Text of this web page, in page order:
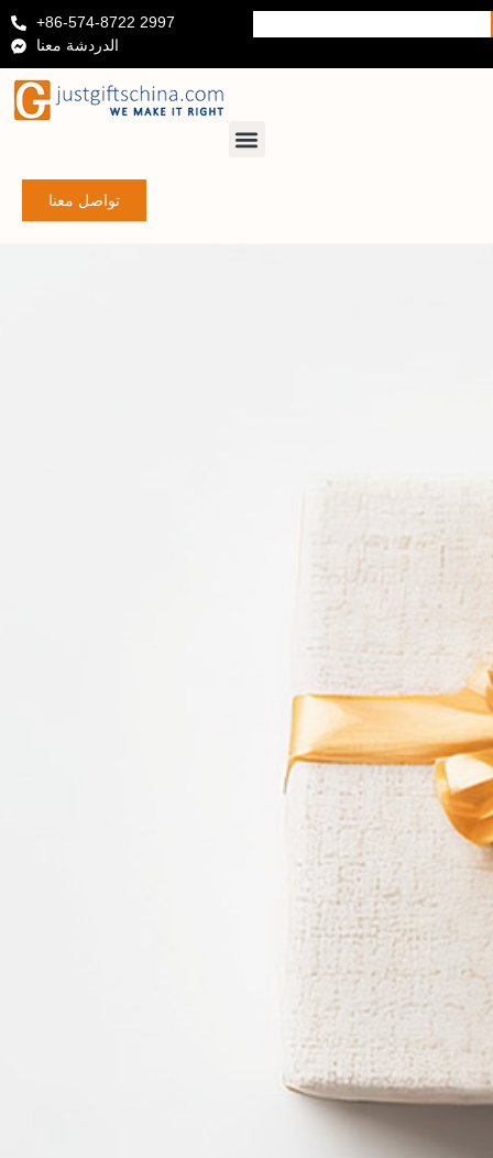
+86-574-8722 2997
الدردشة معنا
تواصل معنا